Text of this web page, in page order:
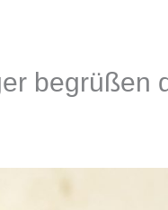
begrüßen